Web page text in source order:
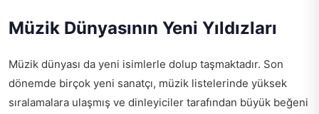
Müzik Dünyasının Yeni Yıldızları
Müzik dünyası da yeni isimlerle dolup taşmaktadır. Son
dönemde birçok yeni sanatçı, müzik listelerinde yüksek
sıralamalara ulaşmış ve dinleyiciler tarafından büyük beğeni